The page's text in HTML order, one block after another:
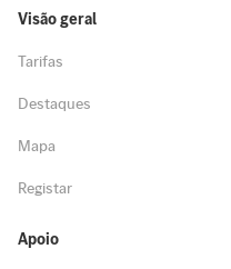
Visão geral
Tarifas
Destaques
Mapa
Registar
Apoio